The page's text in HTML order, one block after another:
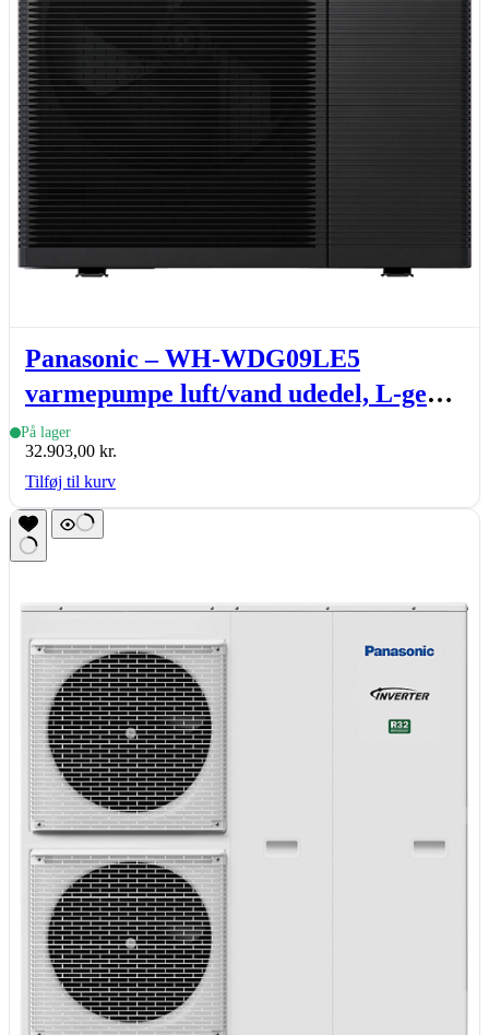
Panasonic – WH-WDG09LE5
varmepumpe luft/vand udedel, L-gen,
7kW
På lager
32.903,00 kr.
Tilføj til kurv